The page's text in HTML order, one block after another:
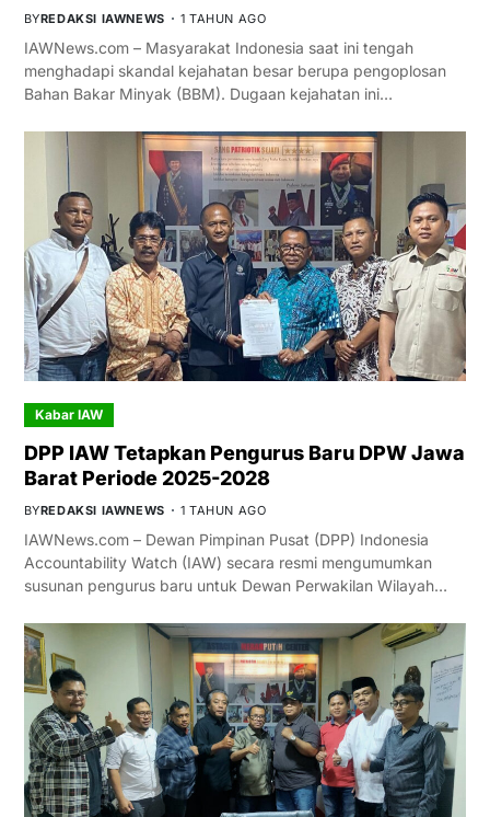
BYREDAKSI IAWNEWS 1 TAHUN AGO
IAWNews.com – Masyarakat Indonesia saat ini tengah
menghadapi skandal kejahatan besar berupa pengoplosan
Bahan Bakar Minyak (BBM). Dugaan kejahatan ini…
Kabar IAW
DPP IAW Tetapkan Pengurus Baru DPW Jawa
Barat Periode 2025-2028
BYREDAKSI IAWNEWS 1 TAHUN AGO
IAWNews.com – Dewan Pimpinan Pusat (DPP) Indonesia
Accountability Watch (IAW) secara resmi mengumumkan
susunan pengurus baru untuk Dewan Perwakilan Wilayah…